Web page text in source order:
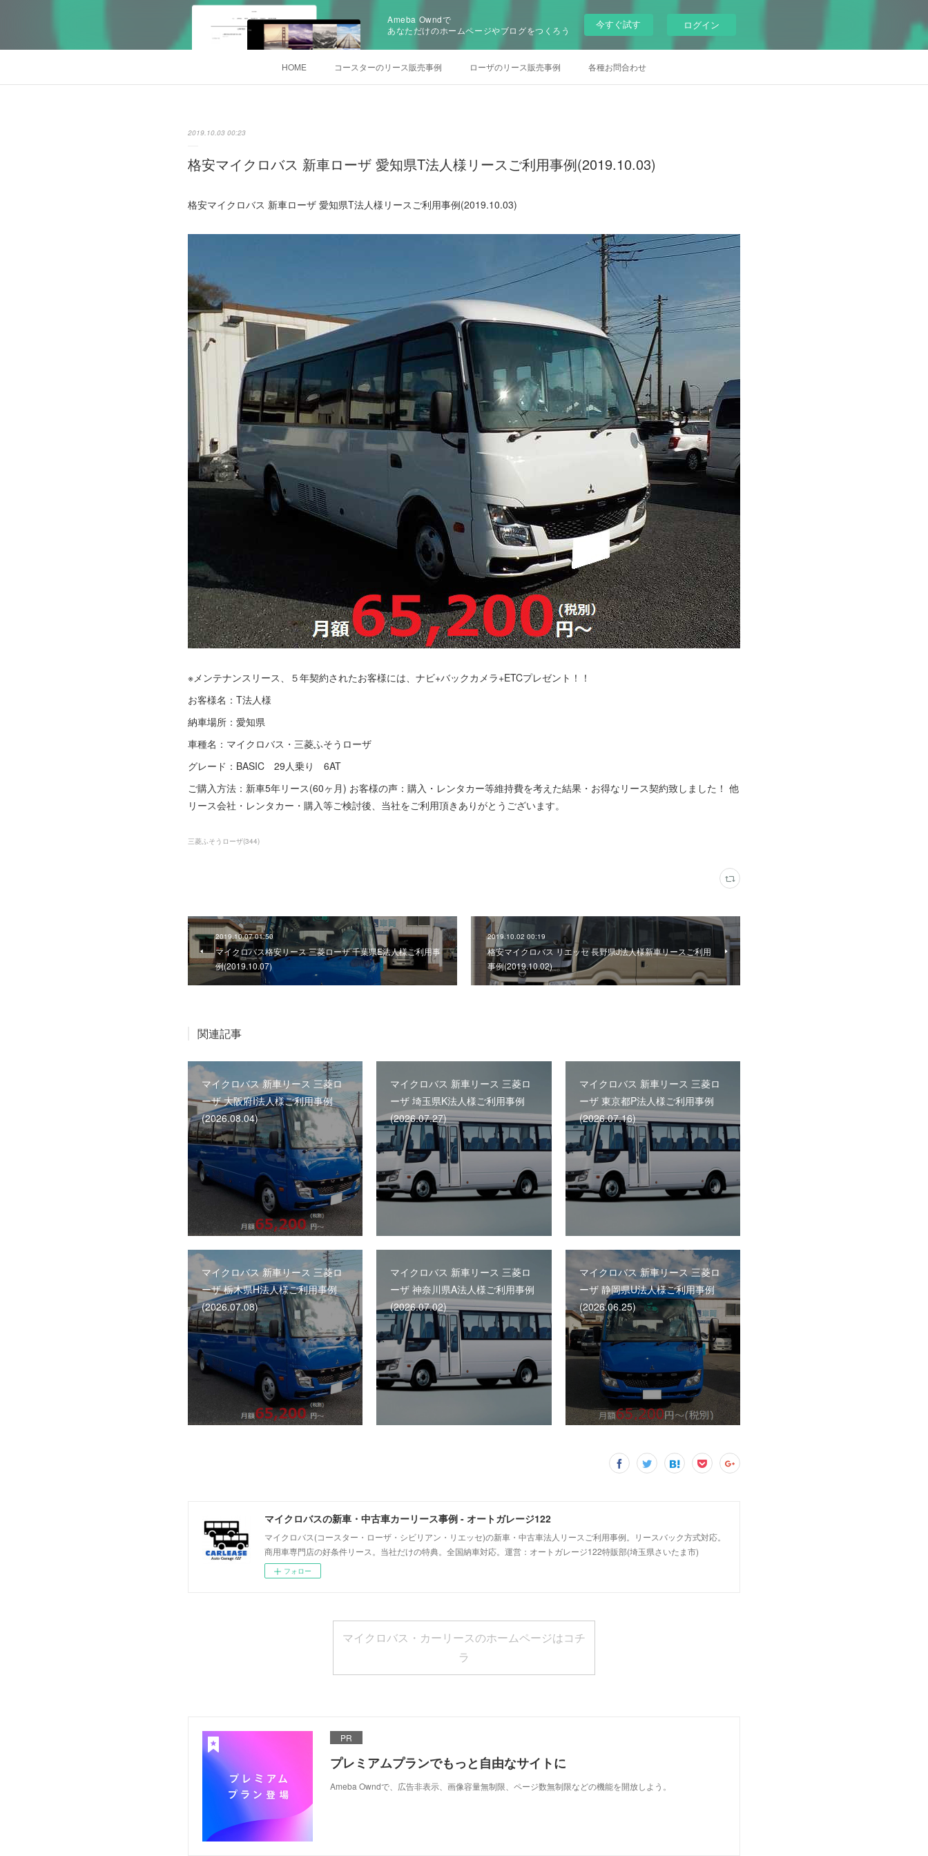
Ameba Owndで
あなただけのホームページやブログをつくろう
今すぐ試す ログイン
HOME コースターのリース販売事例 ローザのリース販売事例 各種お問合わせ
2019.10.03 00:23
格安マイクロバス 新車ローザ 愛知県T法人様リースご利用事例(2019.10.03)
格安マイクロバス 新車ローザ 愛知県T法人様リースご利用事例(2019.10.03)
※メンテナンスリース、５年契約されたお客様には、ナビ+バックカメラ+ETCプレゼント！！
お客様名：T法人様
納車場所：愛知県
車種名：マイクロバス・三菱ふそうローザ
グレード：BASIC 29人乗り 6AT
ご購入方法：新車5年リース(60ヶ月) お客様の声：購入・レンタカー等維持費を考えた結果・お得なリース契約致しました！ 他
リース会社・レンタカー・購入等ご検討後、当社をご利用頂きありがとうございます。
三菱ふそうローザ(344)
2019.10.07 01:50
マイクロバス格安リース 三菱ローザ 千葉県E法人様ご利用事
例(2019.10.07)
2019.10.02 00:19
格安マイクロバス リエッセ 長野県J法人様新車リースご利用
事例(2019.10.02)
関連記事
マイクロバス 新車リース 三菱ロ
ーザ 大阪府I法人様ご利用事例
(2026.08.04)
マイクロバス 新車リース 三菱ロ
ーザ 埼玉県K法人様ご利用事例
(2026.07.27)
マイクロバス 新車リース 三菱ロ
ーザ 東京都P法人様ご利用事例
(2026.07.16)
マイクロバス 新車リース 三菱ロ
ーザ 栃木県H法人様ご利用事例
(2026.07.08)
マイクロバス 新車リース 三菱ロ
ーザ 神奈川県A法人様ご利用事例
(2026.07.02)
マイクロバス 新車リース 三菱ロ
ーザ 静岡県U法人様ご利用事例
(2026.06.25)
マイクロバスの新車・中古車カーリース事例 - オートガレージ122
マイクロバス(コースター・ローザ・シビリアン・リエッセ)の新車・中古車法人リースご利用事例。リースバック方式対応。
商用車専門店の好条件リース。当社だけの特典。全国納車対応。運営：オートガレージ122特販部(埼玉県さいたま市)
フォロー
マイクロバス・カーリースのホームページはコチ
ラ
PR
プレミアムプランでもっと自由なサイトに
Ameba Owndで、広告非表示、画像容量無制限、ページ数無制限などの機能を開放しよう。